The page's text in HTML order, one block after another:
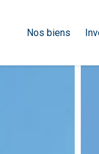
Nos biens